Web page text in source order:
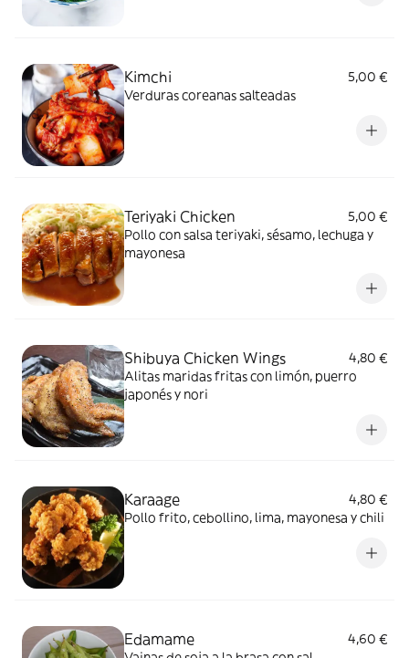
Kimchi
5,00 €
Verduras coreanas salteadas
Teriyaki Chicken
5,00 €
Pollo con salsa teriyaki, sésamo, lechuga y
mayonesa
Shibuya Chicken Wings
4,80 €
Alitas maridas fritas con limón, puerro
japonés y nori
Karaage
4,80 €
Pollo frito, cebollino, lima, mayonesa y chili
Edamame
4,60 €